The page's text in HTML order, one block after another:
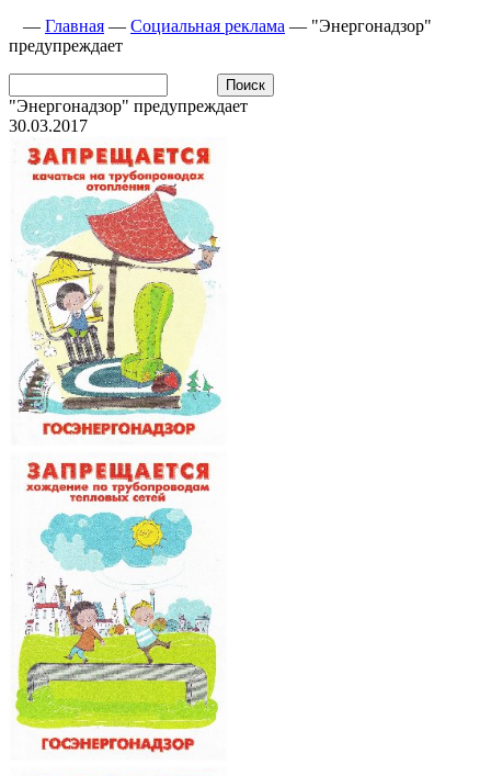
— Главная — Социальная реклама — "Энергонадзор"
предупреждает
"Энергонадзор" предупреждает
30.03.2017